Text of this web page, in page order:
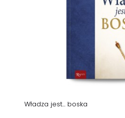
Władza jest... boska